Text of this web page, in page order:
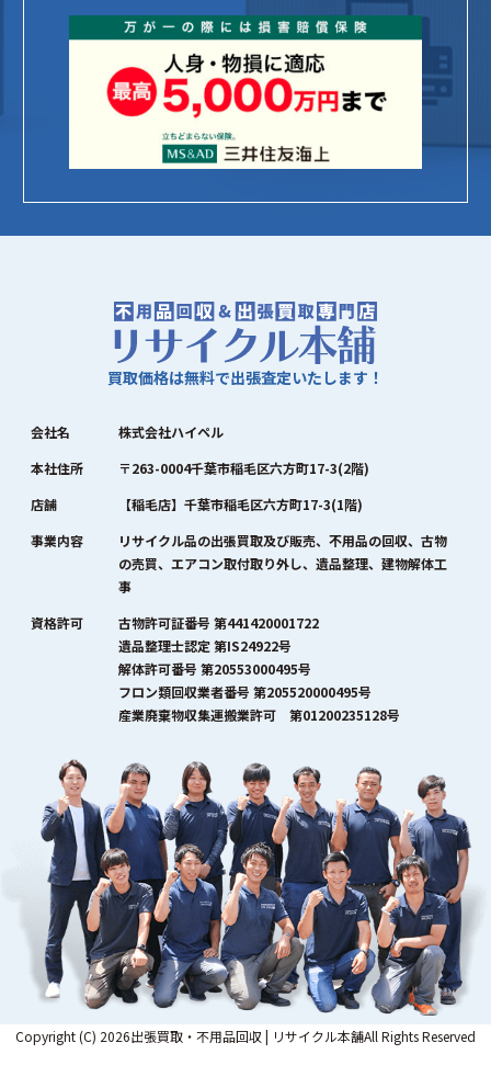
買取価格は無料で出張査定いたします！
会社名
株式会社ハイペル
本社住所
〒263-0004千葉市稲毛区六方町17-3(2階)
店舗
【稲毛店】千葉市稲毛区六方町17-3(1階)
事業内容
リサイクル品の出張買取及び販売、不用品の回収、古物
の売買、エアコン取付取り外し、遺品整理、建物解体工
事
資格許可
古物許可証番号 第441420001722
遺品整理士認定 第IS24922号
解体許可番号 第20553000495号
フロン類回収業者番号 第205520000495号
産業廃棄物収集運搬業許可 第01200235128号
Copyright (C) 2026出張買取・不用品回収 | リサイクル本舗All Rights Reserved